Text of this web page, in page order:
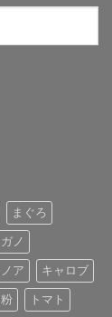
まぐろ
ノ
ア キャロブ
トマト